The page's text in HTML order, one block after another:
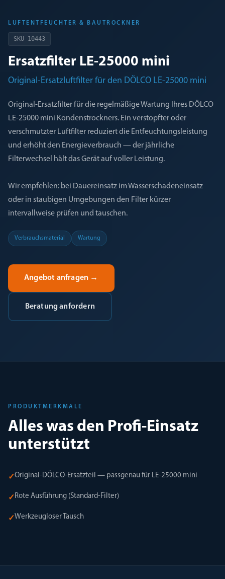
LUFTENTFEUCHTER & BAUTROCKNER
SKU 10443
Ersatzfilter LE-25000 mini
Original-Ersatzluftfilter für den DÖLCO LE-25000 mini
Original-Ersatzfilter für die regelmäßige Wartung Ihres DÖLCO
LE-25000 mini Kondenstrockners. Ein verstopfter oder
verschmutzter Luftfilter reduziert die Entfeuchtungsleistung
und erhöht den Energieverbrauch — der jährliche
Filterwechsel hält das Gerät auf voller Leistung.
Wir empfehlen: bei Dauereinsatz im Wasserschadeneinsatz
oder in staubigen Umgebungen den Filter kürzer
intervallweise prüfen und tauschen.
Verbrauchsmaterial Wartung
Angebot anfragen →
Beratung anfordern
PRODUKTMERKMALE
Alles was den Profi-Einsatz
unterstützt
✓Original-DÖLCO-Ersatzteil — passgenau für LE-25000 mini
✓ Rote Ausführung (Standard-Filter)
✓Werkzeugloser Tausch